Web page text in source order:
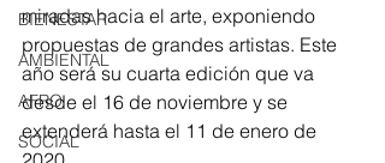
BIENESTAR
AMBIENTAL
AFRO
SOCIAL
miradas hacia el arte, exponiendo
propuestas de grandes artistas. Este
año será su cuarta edición que va
desde el 16 de noviembre y se
extenderá hasta el 11 de enero de